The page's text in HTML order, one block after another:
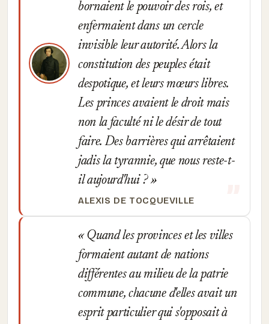
bornaient le pouvoir des rois, et
enfermaient dans un cercle
invisible leur autorité. Alors la
constitution des peuples était
despotique, et leurs mœurs libres.
Les princes avaient le droit mais
non la faculté ni le désir de tout
faire. Des barrières qui arrêtaient
jadis la tyrannie, que nous reste-t-
il aujourd'hui ?
ALEXIS DE TOCQUEVILLE
Quand les provinces et les villes
formaient autant de nations
différentes au milieu de la patrie
commune, chacune d'elles avait un
esprit particulier qui s'opposait à